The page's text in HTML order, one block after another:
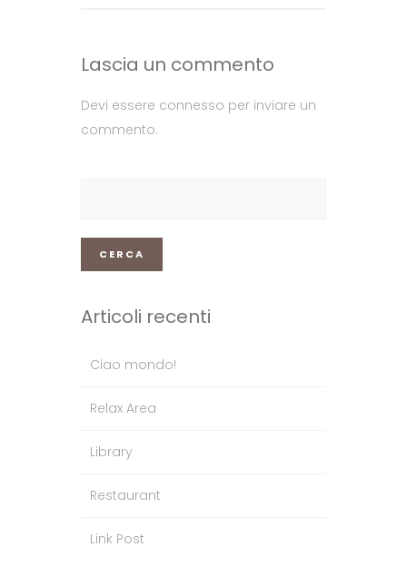
Lascia un commento
Devi essere connesso per inviare un
commento.
Articoli recenti
Ciao mondo!
Relax Area
Library
Restaurant
Link Post